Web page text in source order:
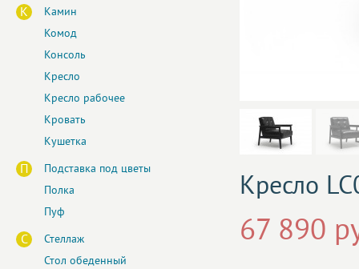
К
Камин
Комод
Консоль
Кресло
Кресло рабочее
Кровать
Кушетка
П
Подставка под цветы
Полка
Пуф
С
Стеллаж
Стол обеденный
Кресло
67 890